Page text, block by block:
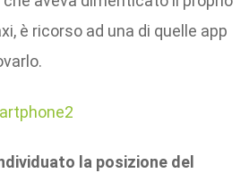
è ricorso ad una di quelle app
la posizione del